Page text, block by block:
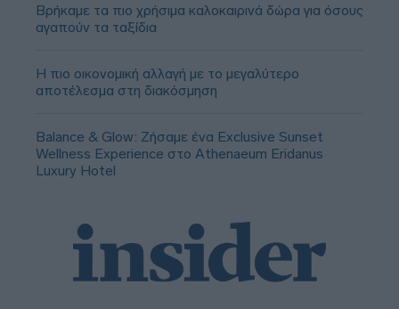
Βρήκαμε τα πιο χρήσιμα καλοκαιρινά δώρα για όσους
αγαπούν τα ταξίδια
Η πιο οικονομική αλλαγή με το μεγαλύτερο
αποτέλεσμα στη διακόσμηση
Balance & Glow: Ζήσαμε ένα Exclusive Sunset
Wellness Experience στο Athenaeum Eridanus
Luxury Hotel